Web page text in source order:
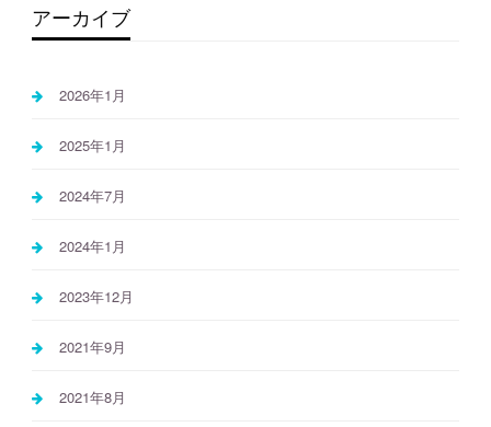
アーカイブ
2026年1月
2025年1月
2024年7月
2024年1月
2023年12月
2021年9月
2021年8月